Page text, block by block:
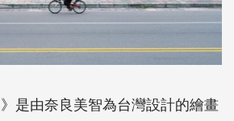
是由奈良美智為台灣設計的繪畫